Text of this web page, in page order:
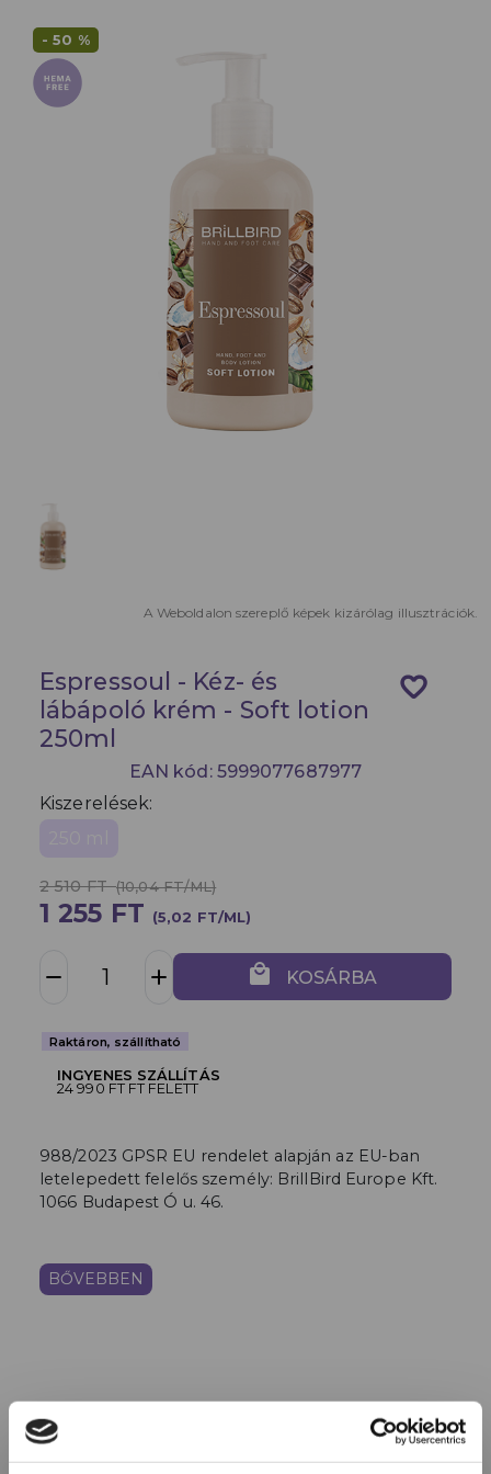
- 50 %
A Weboldalon szereplő képek kizárólag illusztrációk.
favorite_border
Espressoul - Kéz- és
lábápoló krém - Soft lotion
250ml
EAN kód: 5999077687977
Kiszerelések:
2 510 FT(10,04 FT/ML)
1 255 FT (5,02 FT/ML)
remove add local_mall KOSÁRBA
Raktáron, szállítható
INGYENES SZÁLLÍTÁS
24 990 FT FT FELETT
988/2023 GPSR EU rendelet alapján az EU-ban
letelepedett felelős személy: BrillBird Europe Kft.
1066 Budapest Ó u. 46.
BŐVEBBEN
HASONLÓ TERMÉKEK